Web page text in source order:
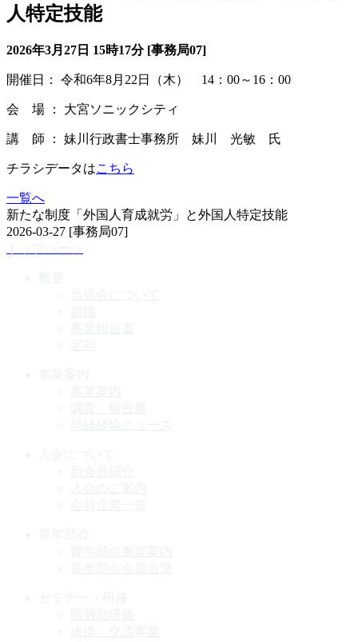
人特定技能
2026年3月27日 15時17分 [事務局07]
開催日： 令和6年8月22日（木） 14：00～16：00
会 場 ： 大宮ソニックシティ
講 師 ： 妹川行政書士事務所 妹川 光敏 氏
チラシデータはこちら
一覧へ
新たな制度「外国人育成就労」と外国人特定技能
2026-03-27 [事務局07]